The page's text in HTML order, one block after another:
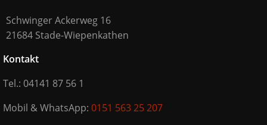
Schwinger Ackerweg 16
21684 Stade-Wiepenkathen
Kontakt
Tel.: 04141 87 56 1
Mobil & WhatsApp: 0151 563 25 207